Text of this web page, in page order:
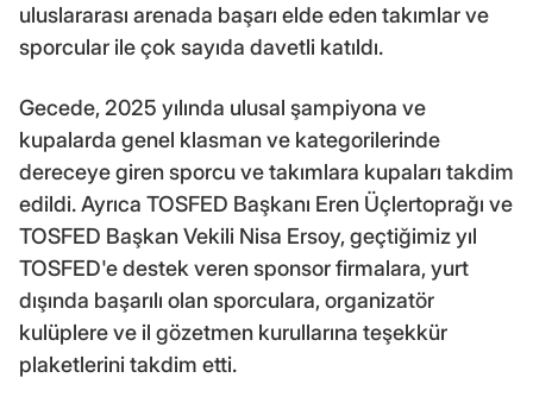
uluslararası arenada başarı elde eden takımlar ve
sporcular ile çok sayıda davetli katıldı.
Gecede, 2025 yılında ulusal şampiyona ve
kupalarda genel klasman ve kategorilerinde
dereceye giren sporcu ve takımlara kupaları takdim
edildi. Ayrıca TOSFED Başkanı Eren Üçlertoprağı ve
TOSFED Başkan Vekili Nisa Ersoy, geçtiğimiz yıl
TOSFED'e destek veren sponsor firmalara, yurt
dışında başarılı olan sporculara, organizatör
kulüplere ve il gözetmen kurullarına teşekkür
plaketlerini takdim etti.